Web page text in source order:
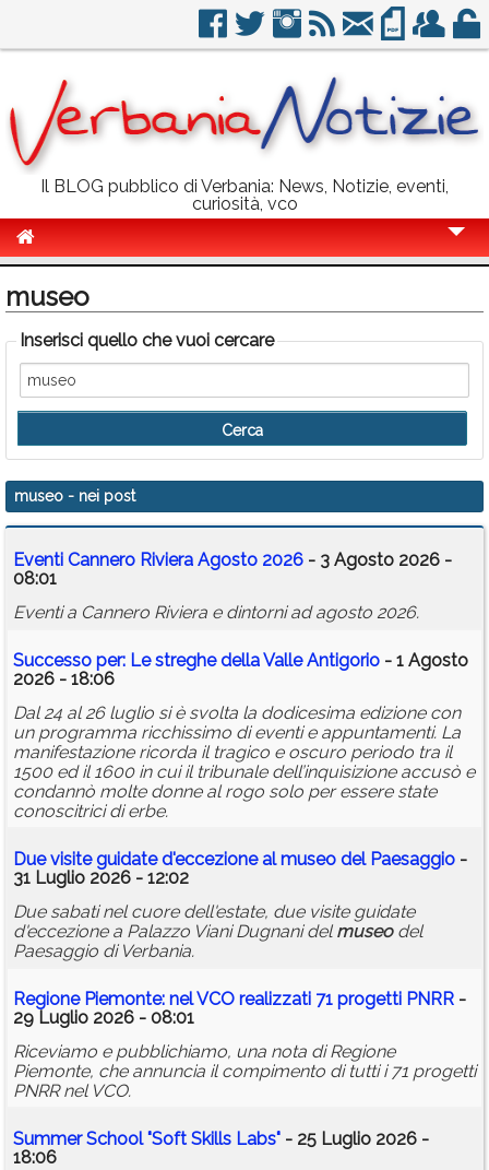
Il BLOG pubblico di Verbania: News, Notizie, eventi,
curiosità, vco
Politica
Sport
Eventi
Info Utili
Rubriche
Calendario
Annunci
museo
Inserisci quello che vuoi cercare
museo - nei post
Eventi Cannero Riviera Agosto 2026 - 3 Agosto 2026 -
08:01
Eventi a Cannero Riviera e dintorni ad agosto 2026.
Successo per: Le streghe della Valle Antigorio - 1 Agosto
2026 - 18:06
Dal 24 al 26 luglio si è svolta la dodicesima edizione con
un programma ricchissimo di eventi e appuntamenti. La
manifestazione ricorda il tragico e oscuro periodo tra il
1500 ed il 1600 in cui il tribunale dell’inquisizione accusò e
condannò molte donne al rogo solo per essere state
conoscitrici di erbe.
Due visite guidate d'eccezione almuseo del Paesaggio -
31 Luglio 2026 - 12:02
Due sabati nel cuore dell'estate, due visite guidate
d'eccezione a Palazzo Viani Dugnani delmuseodel
Paesaggio di Verbania.
Regione Piemonte: nel VCO realizzati 71 progetti PNRR -
29 Luglio 2026 - 08:01
Riceviamo e pubblichiamo, una nota di Regione
Piemonte, che annuncia il compimento di tutti i 71 progetti
PNRR nel VCO.
Summer School "Soft Skills Labs" - 25 Luglio 2026 -
18:06